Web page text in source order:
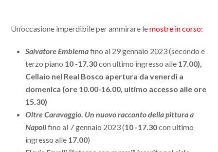
Un’occasione imperdibile per ammirare lemostre in corso:
Salvatore Emblemafino al 29 gennaio 2023 (secondo e
terzo piano 1 0 -17.30con ultimo ingresso alle 17.00),
Cellaio nel Real Bosco apertura da venerdì a
domenica (ore 10.00-16.00, ultimo accesso alle ore
15.30)
Oltre Caravaggio. Un nuovo racconto della pittura a
Napolifino al 7 gennaio 2023 (1 0 -17.30con ultimo
ingresso alle 17.00)